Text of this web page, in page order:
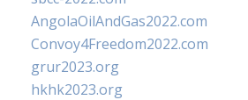
AngolaOilAndGas2022.com
Convoy4Freedom2022.com
grur2023.org
hkhk2023.org